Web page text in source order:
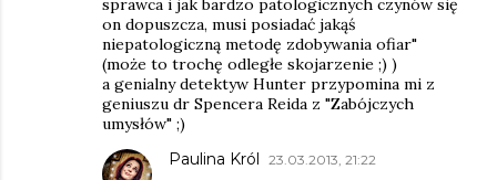
sprawca i jak bardzo patologicznych czynów się
on dopuszcza, musi posiadać jakąś
niepatologiczną metodę zdobywania ofiar"
(może to trochę odległe skojarzenie ;) )
a genialny detektyw Hunter przypomina mi z
geniuszu dr Spencera Reida z "Zabójczych
umysłów" ;)
Paulina Król 23.03.2013, 21:22